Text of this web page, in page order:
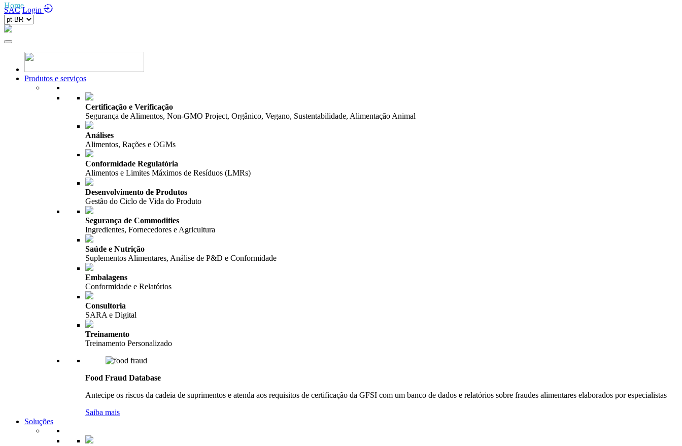
SAC Login
Produtos e serviços
Certificação e Verificação
Segurança de Alimentos, Non-GMO Project, Orgânico, Vegano, Sustentabilidade, Alimentação Animal
Análises
Alimentos, Rações e OGMs
Conformidade Regulatória
Alimentos e Limites Máximos de Resíduos (LMRs)
Desenvolvimento de Produtos
Gestão do Ciclo de Vida do Produto
Segurança de Commodities
Ingredientes, Fornecedores e Agricultura
Saúde e Nutrição
Suplementos Alimentares, Análise de P&D e Conformidade
Embalagens
Conformidade e Relatórios
Consultoria
SARA e Digital
Treinamento
Treinamento Personalizado
Food Fraud Database
Antecipe os riscos da cadeia de suprimentos e atenda aos requisitos de certificação da GFSI com um banco de dados e relatórios sobre fraudes alimentares elaborados por especialistas
Saiba mais
Soluções
Home/ Análises